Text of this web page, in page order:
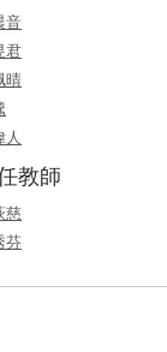
音
君
晴
人
教師
慈
芬